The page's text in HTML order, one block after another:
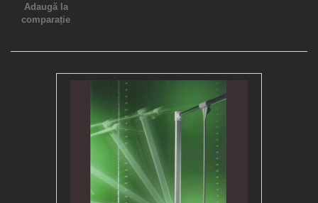
Adaugă la
comparație